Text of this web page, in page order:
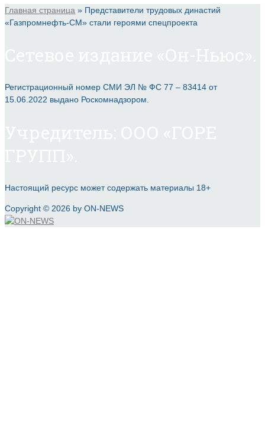
Главная страница » Представители трудовых династий
«Газпромнефть-СМ» стали героями спецпроекта
Регистрационный номер СМИ ЭЛ № ФС 77 – 83414 от
15.06.2022 выдано Роскомнадзором.
Настоящий ресурс может содержать материалы 18+
Copyright © 2026 by ON-NEWS